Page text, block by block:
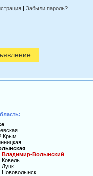
| Забыли пароль?
бласть:
Крым
Владимир-Волынский
Ковель
Луцк
Нововолынск